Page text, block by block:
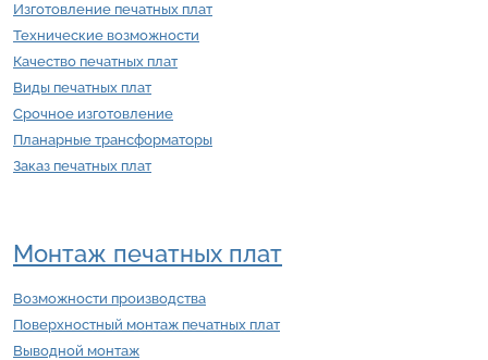
Изготовление печатных плат
Технические возможности
Качество печатных плат
Виды печатных плат
Срочное изготовление
Планарные трансформаторы
Заказ печатных плат
Монтаж печатных плат
Возможности производства
Поверхностный монтаж печатных плат
Выводной монтаж